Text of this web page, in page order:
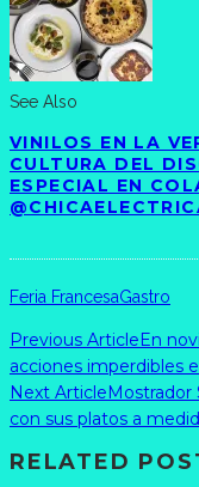
See Also
VINILOS EN LA
CULTURA DEL
ESPECIAL EN
Feria FrancesaGastro
Previous Article En
acciones imperdibles
Next Article Mostrador
con sus platos a
RELATED